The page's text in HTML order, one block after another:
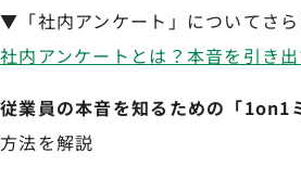
▼「社内アンケート」についてさら
社内アンケートとは？本音を引き
従業員の本音を知るための「1on1
方法を解説